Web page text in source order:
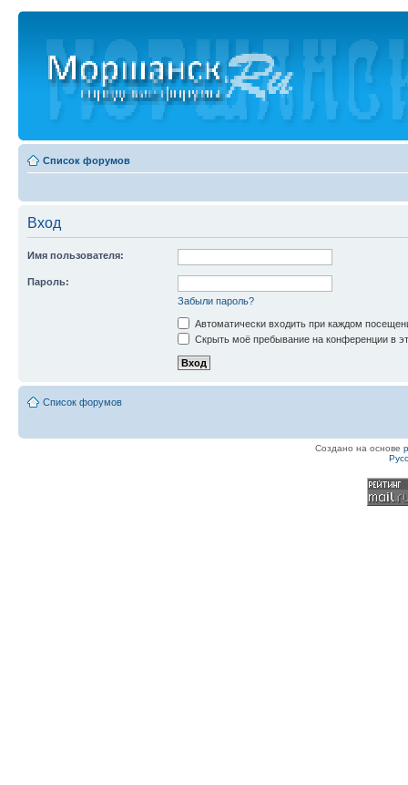
Список форумов
Вход
Имя пользователя:
Пароль:
Забыли пароль?
Автоматически входить при каждом
Скрыть моё пребывание на конференции в
Список форумов
Создано на основе